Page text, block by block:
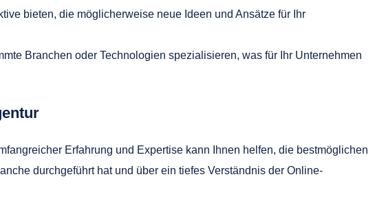
bieten, die möglicherweise neue Ideen und Ansätze für Ihr
Branchen oder Technologien spezialisieren, was für Ihr Unternehmen
Erfahrung und Expertise kann Ihnen helfen, die bestmöglichen
durchgeführt hat und über ein tiefes Verständnis der Online-